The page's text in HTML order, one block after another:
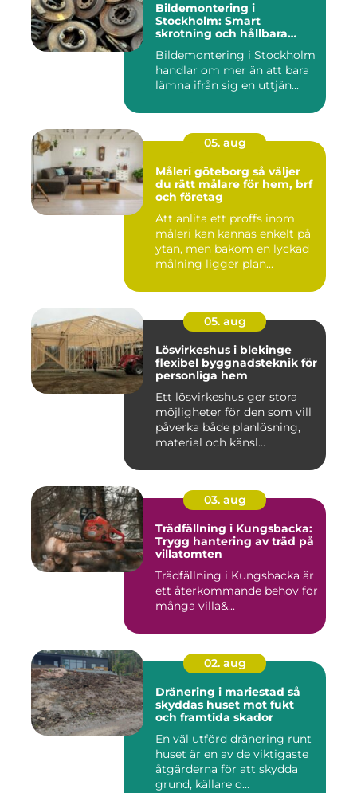
Bildemontering i
Stockholm: Smart
skrotning och hållbara
Bildemontering i Stockholm
handlar om mer än att bara
lämna ifrån sig en uttjän...
05. aug
Måleri göteborg så väljer
du rätt målare för hem, brf
och företag
Att anlita ett proffs inom
måleri kan kännas enkelt på
ytan, men bakom en lyckad
målning ligger plan...
05. aug
Lösvirkeshus i blekinge
flexibel byggnadsteknik för
personliga hem
Ett lösvirkeshus ger stora
möjligheter för den som vill
påverka både planlösning,
material och känsl...
03. aug
Trädfällning i Kungsbacka:
Trygg hantering av träd på
villatomten
Trädfällning i Kungsbacka är
ett återkommande behov för
många villa&...
02. aug
Dränering i mariestad så
skyddas huset mot fukt
och framtida skador
En väl utförd dränering runt
huset är en av de viktigaste
åtgärderna för att skydda
grund, källare o...